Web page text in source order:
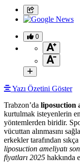
0
Yazı Özetini Göster
Trabzon’da liposuction
kurtulmak isteyenlerin
yöntemlerden biridir.
vücuttan alınmasını
erkekler tarafından
liposuction ameliyatı
fiyatları 2025 hakkında